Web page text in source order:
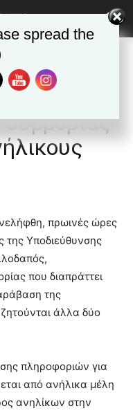
πρωινές ώρες
της Υποδιεύθυνσης
που διαπράττει
της
άλλα δύο
πληροφοριών για
από ανήλικα μέλη
ανηλίκων στην
spread the